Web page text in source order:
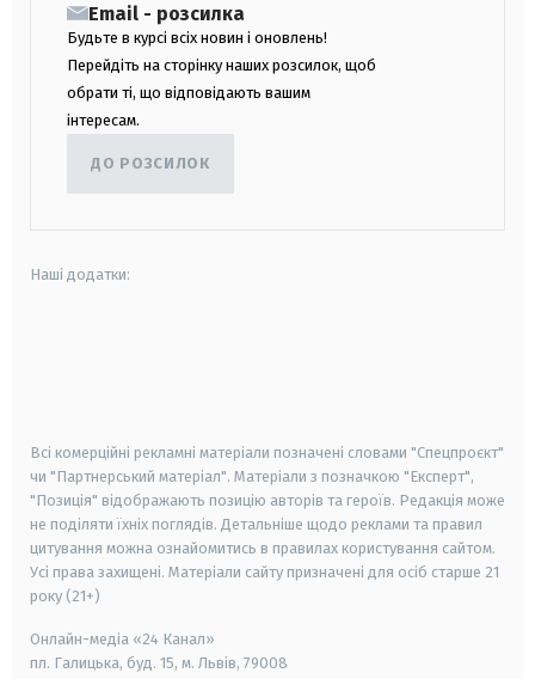
Email - розсилка
Будьте в курсі всіх новин і оновлень!
Перейдіть на сторінку наших розсилок, щоб
обрати ті, що відповідають вашим
інтересам.
ДО РОЗСИЛОК
Наші додатки:
Всі комерційні рекламні матеріали позначені словами "Спецпроєкт"
чи "Партнерський матеріал". Матеріали з позначкою "Експерт",
"Позиція" відображають позицію авторів та героїв. Редакція може
не поділяти їхніх поглядів. Детальніше щодо реклами та правил
цитування можна ознайомитись в правилах користування сайтом.
Усі права захищені. Матеріали сайту призначені для осіб старше 21
року (21+)
Онлайн-медіа «24 Канал»
пл. Галицька, буд. 15, м. Львів, 79008